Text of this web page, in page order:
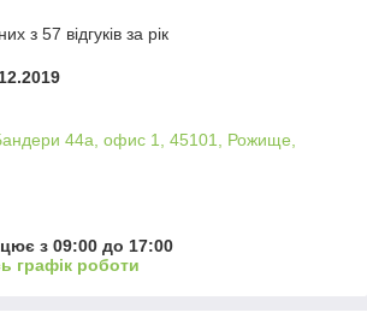
з 57 відгуків за рік
44а, офис 1, 45101, Рожище,
з 09:00 до 17:00
графік роботи